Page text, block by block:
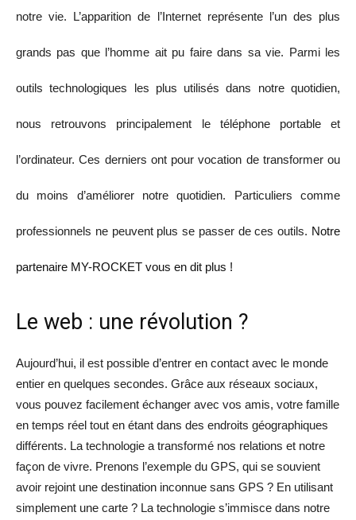
notre vie. L’apparition de l’Internet représente l’un des plus
grands pas que l’homme ait pu faire dans sa vie. Parmi les
outils technologiques les plus utilisés dans notre quotidien,
nous retrouvons principalement le téléphone portable et
l’ordinateur. Ces derniers ont pour vocation de transformer ou
du moins d’améliorer notre quotidien. Particuliers comme
professionnels ne peuvent plus se passer de ces outils. Notre
partenaire MY-ROCKET vous en dit plus !
Le web : une révolution ?
Aujourd’hui, il est possible d’entrer en contact avec le monde
entier en quelques secondes. Grâce aux réseaux sociaux,
vous pouvez facilement échanger avec vos amis, votre famille
en temps réel tout en étant dans des endroits géographiques
différents. La technologie a transformé nos relations et notre
façon de vivre. Prenons l’exemple du GPS, qui se souvient
avoir rejoint une destination inconnue sans GPS ? En utilisant
simplement une carte ? La technologie s’immisce dans notre